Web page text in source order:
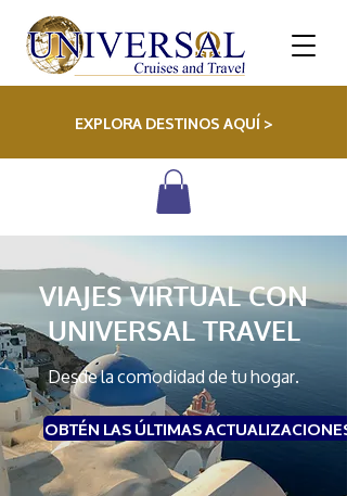
EXPLORA DESTINOS AQUÍ >
VIAJES VIRTUAL CON
UNIVERSAL TRAVEL
Desde la comodidad de tu hogar.
OBTÉN LAS ÚLTIMAS ACTUALIZACIONES